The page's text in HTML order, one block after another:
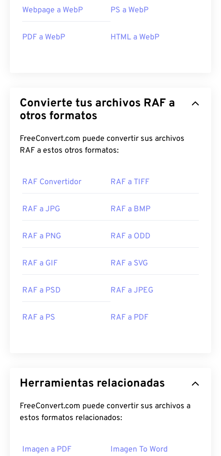
Webpage a WebP PS a WebP
PDF a WebP HTML a WebP
Convierte tus archivos RAF a
otros formatos
FreeConvert.com puede convertir sus archivos
RAF a estos otros formatos:
RAF Convertidor RAF a TIFF
RAF a JPG RAF a BMP
RAF a PNG RAF a ODD
RAF a GIF RAF a SVG
RAF a PSD RAF a JPEG
RAF a PS RAF a PDF
Herramientas relacionadas
FreeConvert.com puede convertir sus archivos a
estos formatos relacionados:
Imagen a PDF Imagen To Word